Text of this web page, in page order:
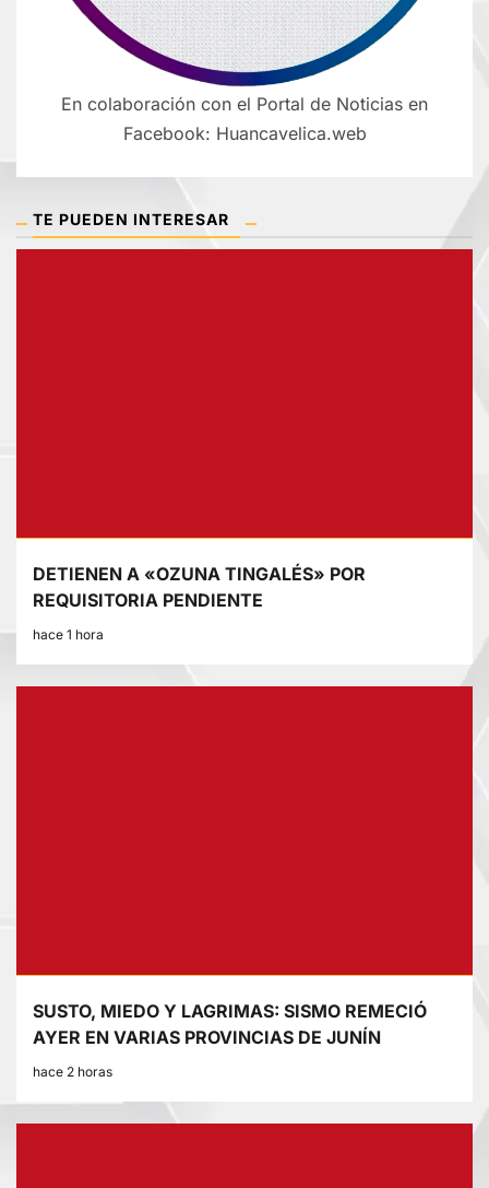
En colaboración con el Portal de Noticias en
Facebook: Huancavelica.web
TE PUEDEN INTERESAR
DETIENEN A «OZUNA TINGALÉS» POR
REQUISITORIA PENDIENTE
hace 1 hora
SUSTO, MIEDO Y LAGRIMAS: SISMO REMECIÓ
AYER EN VARIAS PROVINCIAS DE JUNÍN
hace 2 horas